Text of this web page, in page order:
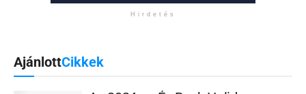
Hirdetés
AjánlottCikkek